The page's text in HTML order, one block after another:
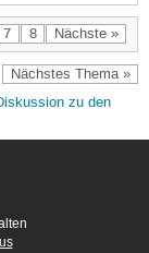
7 8 Nächste »
Nächstes Thema »
zu den